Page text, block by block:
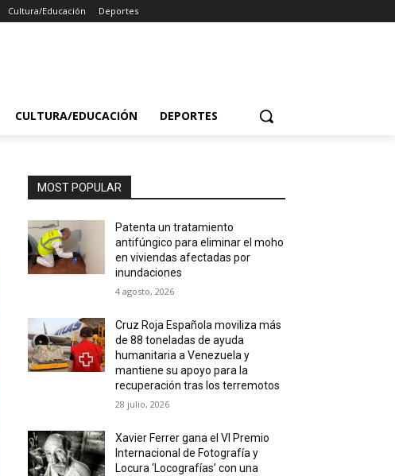
Cultura/Educación Deportes
CULTURA/EDUCACIÓN DEPORTES
MOST POPULAR
Patenta un tratamiento
antifúngico para eliminar el moho
en viviendas afectadas por
inundaciones
4 agosto, 2026
Cruz Roja Española moviliza más
de 88 toneladas de ayuda
humanitaria a Venezuela y
mantiene su apoyo para la
recuperación tras los terremotos
28 julio, 2026
Xavier Ferrer gana el VI Premio
Internacional de Fotografía y
Locura ‘Locografías’ con una